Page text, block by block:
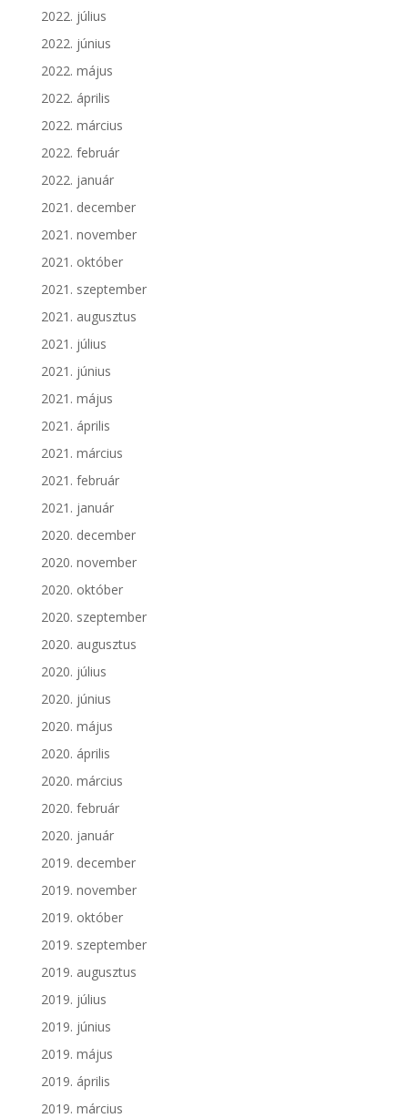
2022. július
2022. június
2022. május
2022. április
2022. március
2022. február
2022. január
2021. december
2021. november
2021. október
2021. szeptember
2021. augusztus
2021. július
2021. június
2021. május
2021. április
2021. március
2021. február
2021. január
2020. december
2020. november
2020. október
2020. szeptember
2020. augusztus
2020. július
2020. június
2020. május
2020. április
2020. március
2020. február
2020. január
2019. december
2019. november
2019. október
2019. szeptember
2019. augusztus
2019. július
2019. június
2019. május
2019. április
2019. március